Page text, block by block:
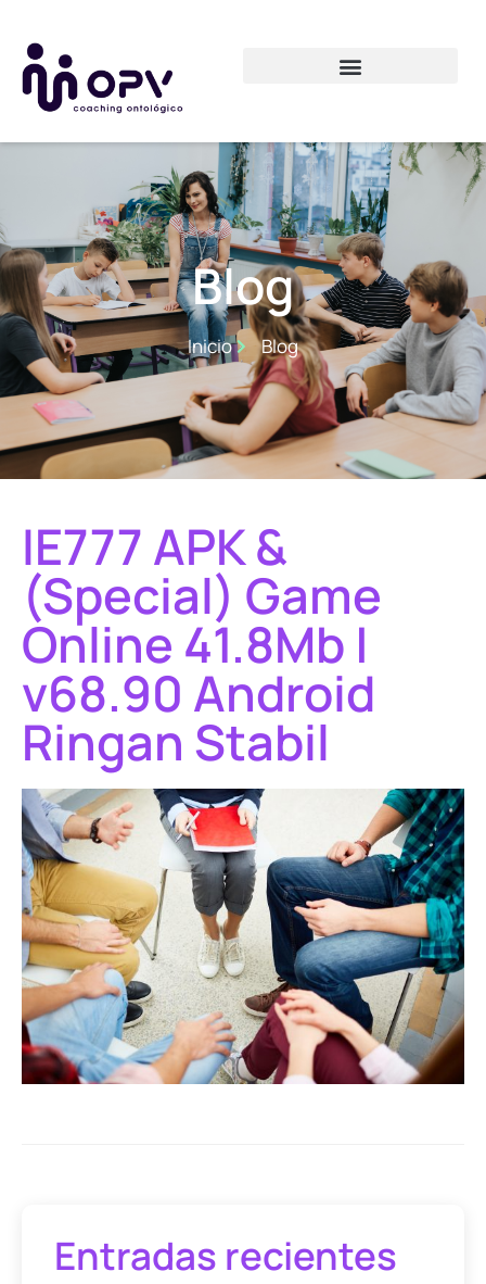
Blog
Inicio Blog
IE777 APK &
(Special) Game
Online 41.8Mb |
v68.90 Android
Ringan Stabil
Entradas recientes